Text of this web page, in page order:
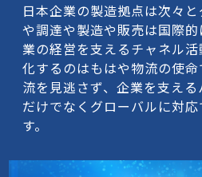
日本企業の製造拠点は次々
や調達や製造や販売は国際
業の経営を支えるチャネル
化するのはもはや物流の使
流を見逃さず、企業を支え
だけでなくグローバルに対
す。